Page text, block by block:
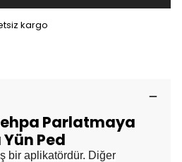
kargo
Parlatmaya
Ped
bir aplikatördür. Diğer